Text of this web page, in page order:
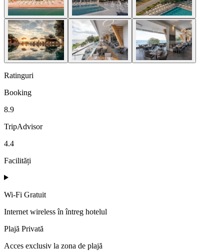
Ratinguri
Booking
8.9
TripAdvisor
4.4
Facilități
Wi‑Fi Gratuit
Internet wireless în întreg hotelul
Plajă Privată
Acces exclusiv la zona de plajă